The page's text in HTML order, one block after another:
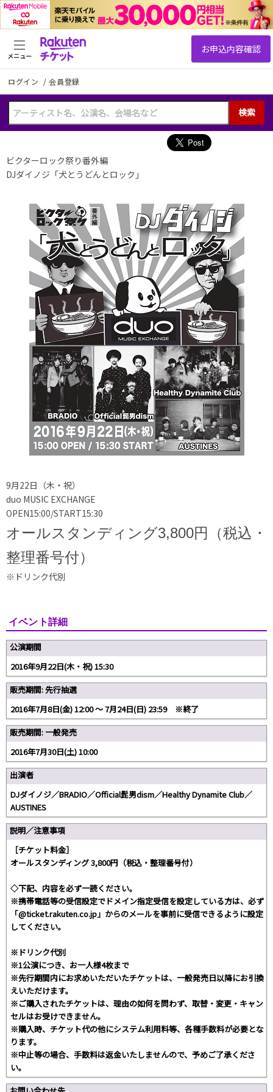
ログイン /会員登録
検索
メニュー
ビクターロック祭り番外編
DJダイノジ「犬とうどんとロック」
9月22日（木・祝）
duo MUSIC EXCHANGE
OPEN15:00/START15:30
オールスタンディング3,800円（税込・
整理番号付）
※ドリンク代別
イベント詳細
公演期間
2016年9月22日(木・祝) 15:30
販売期間: 先行抽選
2016年7月8日(金) 12:00 〜 7月24日(日) 23:59 ※終了
販売期間: 一般発売
2016年7月30日(土) 10:00
出演者
DJダイノジ／BRADIO／Official髭男dism／Healthy Dynamite Club／
AUSTINES
説明／注意事項
［チケット料金］
オールスタンディング 3,800円（税込・整理番号付）
◇下記、内容を必ず一読ください。
※携帯電話等の受信設定でドメイン指定受信を設定している方は、必ず
「@ticket.rakuten.co.jp」からのメールを事前に受信できるように設定
してください。
※ドリンク代別
※1公演につき、お一人様4枚まで
※先行期間内にお求めいただいたチケットは、一般発売日以降にお引換
えいただけます。
※ご購入されたチケットは、理由の如何を問わず、取替・変更・キャン
セルはお受けできません。
※購入時、チケット代の他にシステム利用料等、各種手数料が必要とな
ります。
※中止等の場合、手数料は返金いたしませんので、予めご了承くださ
い。